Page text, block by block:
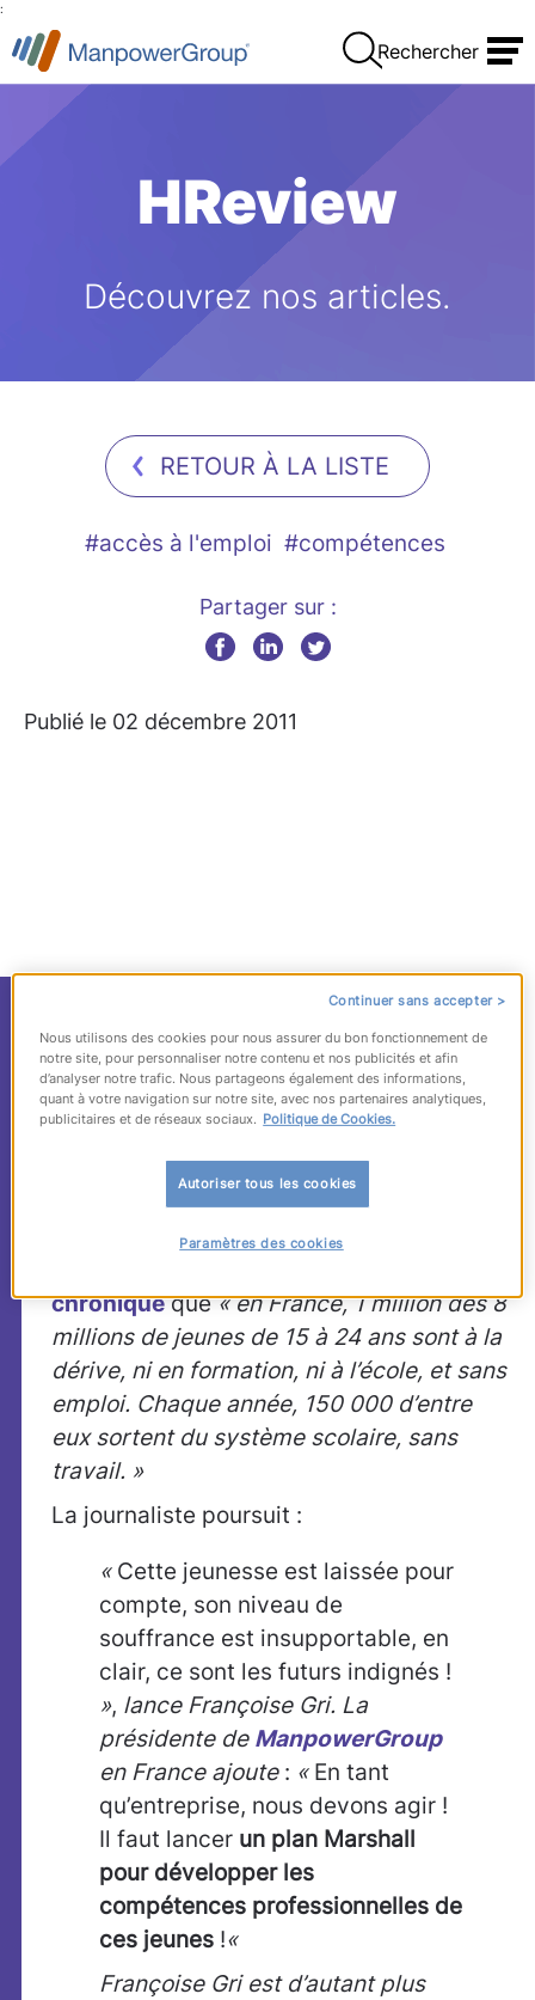
:
Rechercher
HReview
Découvrez nos articles.
RETOUR À LA LISTE
#accès à l'emploi #compétences
Partager sur :
Publié le 02 décembre 2011
Jeunes sans diplôme :
l’apprentissage en
intérim, une solution?
L’Expressdu 30 novembre, Isabelle
Hennebelle, chef de la rubrique
chroniqueque« en France, 1 million des 8
millions de jeunes de 15 à 24 ans sont à la
dérive, ni en formation, ni à l’école, et sans
emploi. Chaque année, 150 000 d’entre
eux sortent du système scolaire, sans
travail. »
La journaliste poursuit :
« Cette jeunesse est laissée pour
compte, son niveau de
souffrance est insupportable, en
clair, ce sont les futurs indignés !
», lance Françoise Gri. La
présidente de ManpowerGroup
en France ajoute : « En tant
qu’entreprise, nous devons agir !
Il faut lancer un plan Marshall
pour développer les
compétences professionnelles de
ces jeunes !«
Françoise Gri est d’autant plus
Continuer sans accepter >
Nous utilisons des cookies pour nous assurer du bon fonctionnement de
notre site, pour personnaliser notre contenu et nos publicités et afin
d’analyser notre trafic. Nous partageons également des informations,
quant à votre navigation sur notre site, avec nos partenaires analytiques,
publicitaires et de réseaux sociaux. Politique de Cookies.
Autoriser tous les cookies
Paramètres des cookies